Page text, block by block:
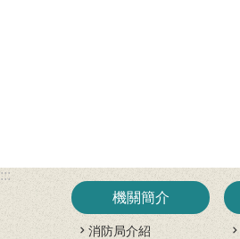
:::
機關簡介
消防局介紹